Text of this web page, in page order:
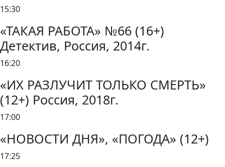
15:30
«ТАКАЯ РАБОТА» №66 (16+)
Детектив, Россия, 2014г.
16:20
«ИХ РАЗЛУЧИТ ТОЛЬКО СМЕРТЬ»
(12+) Россия, 2018г.
17:00
«НОВОСТИ ДНЯ», «ПОГОДА» (12+)
17:25